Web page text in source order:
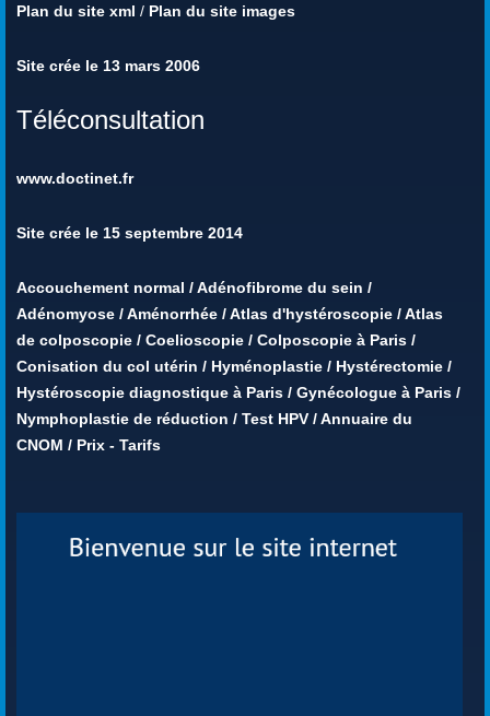
Plan du site xml / Plan du site images
Site crée le 13 mars 2006
Téléconsultation
www.doctinet.fr
Site crée le 15 septembre 2014
Accouchement normal /Adénofibrome du sein /
Adénomyose /Aménorrhée /Atlas d'hystéroscopie /Atlas
de colposcopie / Coelioscopie / Colposcopie à Paris /
Conisation du col utérin / Hyménoplastie / Hystérectomie /
Hystéroscopie diagnostique à Paris / Gynécologue à Paris /
Nymphoplastie de réduction / Test HPV /Annuaire du
CNOM / Prix - Tarifs